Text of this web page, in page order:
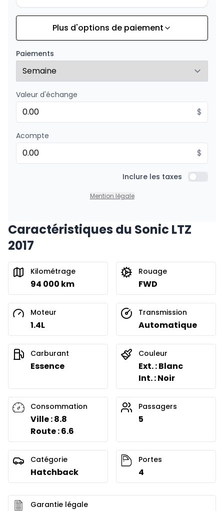
Financement sur 24 mois
0.00 $ d'acompte • 8.99%
À partir de :
Plus d'options de paiement
Paiements
Valeur d'échange
$
Acompte
$
Inclure les taxes Inclure
Mention légale
Caractéristiques du Sonic LTZ
2017
Kilométrage
94 000 km
Rouage
FWD
Moteur
1.4L
Transmission
Automatique
Carburant
Essence
Couleur
Ext. : Blanc
Int. : Noir
Consommation
Ville : 8.8
Route : 6.6
Passagers
5
Catégorie
Hatchback
Portes
4
Garantie légale